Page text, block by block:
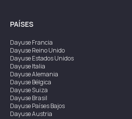
PAÍSES
DayuseFrancia
DayuseReino Unido
DayuseEstados Unidos
DayuseItalia
DayuseAlemania
DayuseBélgica
DayuseSuiza
DayuseBrasil
DayusePaíses Bajos
DayuseAustria